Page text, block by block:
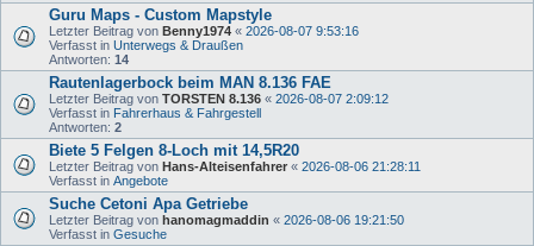
Guru Maps - Custom Mapstyle
Letzter Beitrag von Benny1974 « 2026-08-07 9:53:16
Verfasst in Unterwegs & Draußen
Antworten: 14
Rautenlagerbock beim MAN 8.136 FAE
Letzter Beitrag von TORSTEN 8.136 « 2026-08-07 2:09:12
Verfasst in Fahrerhaus & Fahrgestell
Antworten: 2
Biete 5 Felgen 8-Loch mit 14,5R20
Letzter Beitrag von Hans-Alteisenfahrer « 2026-08-06 21:28:11
Verfasst in Angebote
Suche Cetoni Apa Getriebe
Letzter Beitrag von hanomagmaddin « 2026-08-06 19:21:50
Verfasst in Gesuche